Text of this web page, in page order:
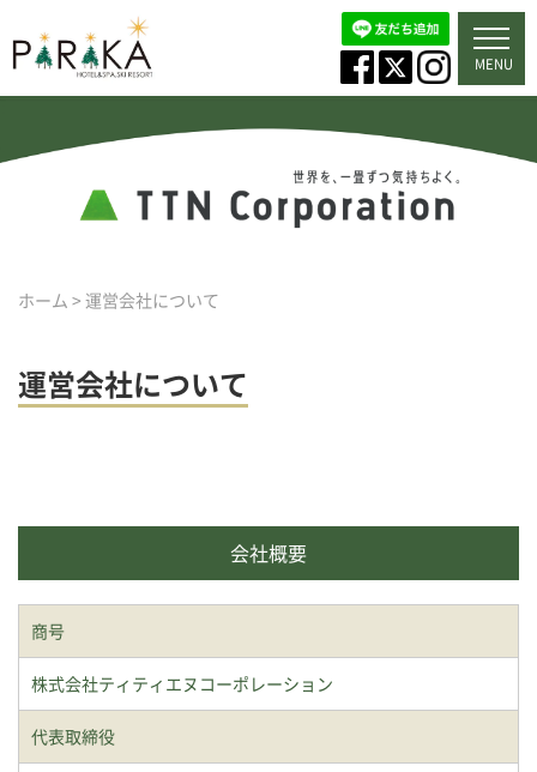
MENU
ホーム > 運営会社について
運営会社について
会社概要
商号
株式会社ティティエヌコーポレーション
代表取締役